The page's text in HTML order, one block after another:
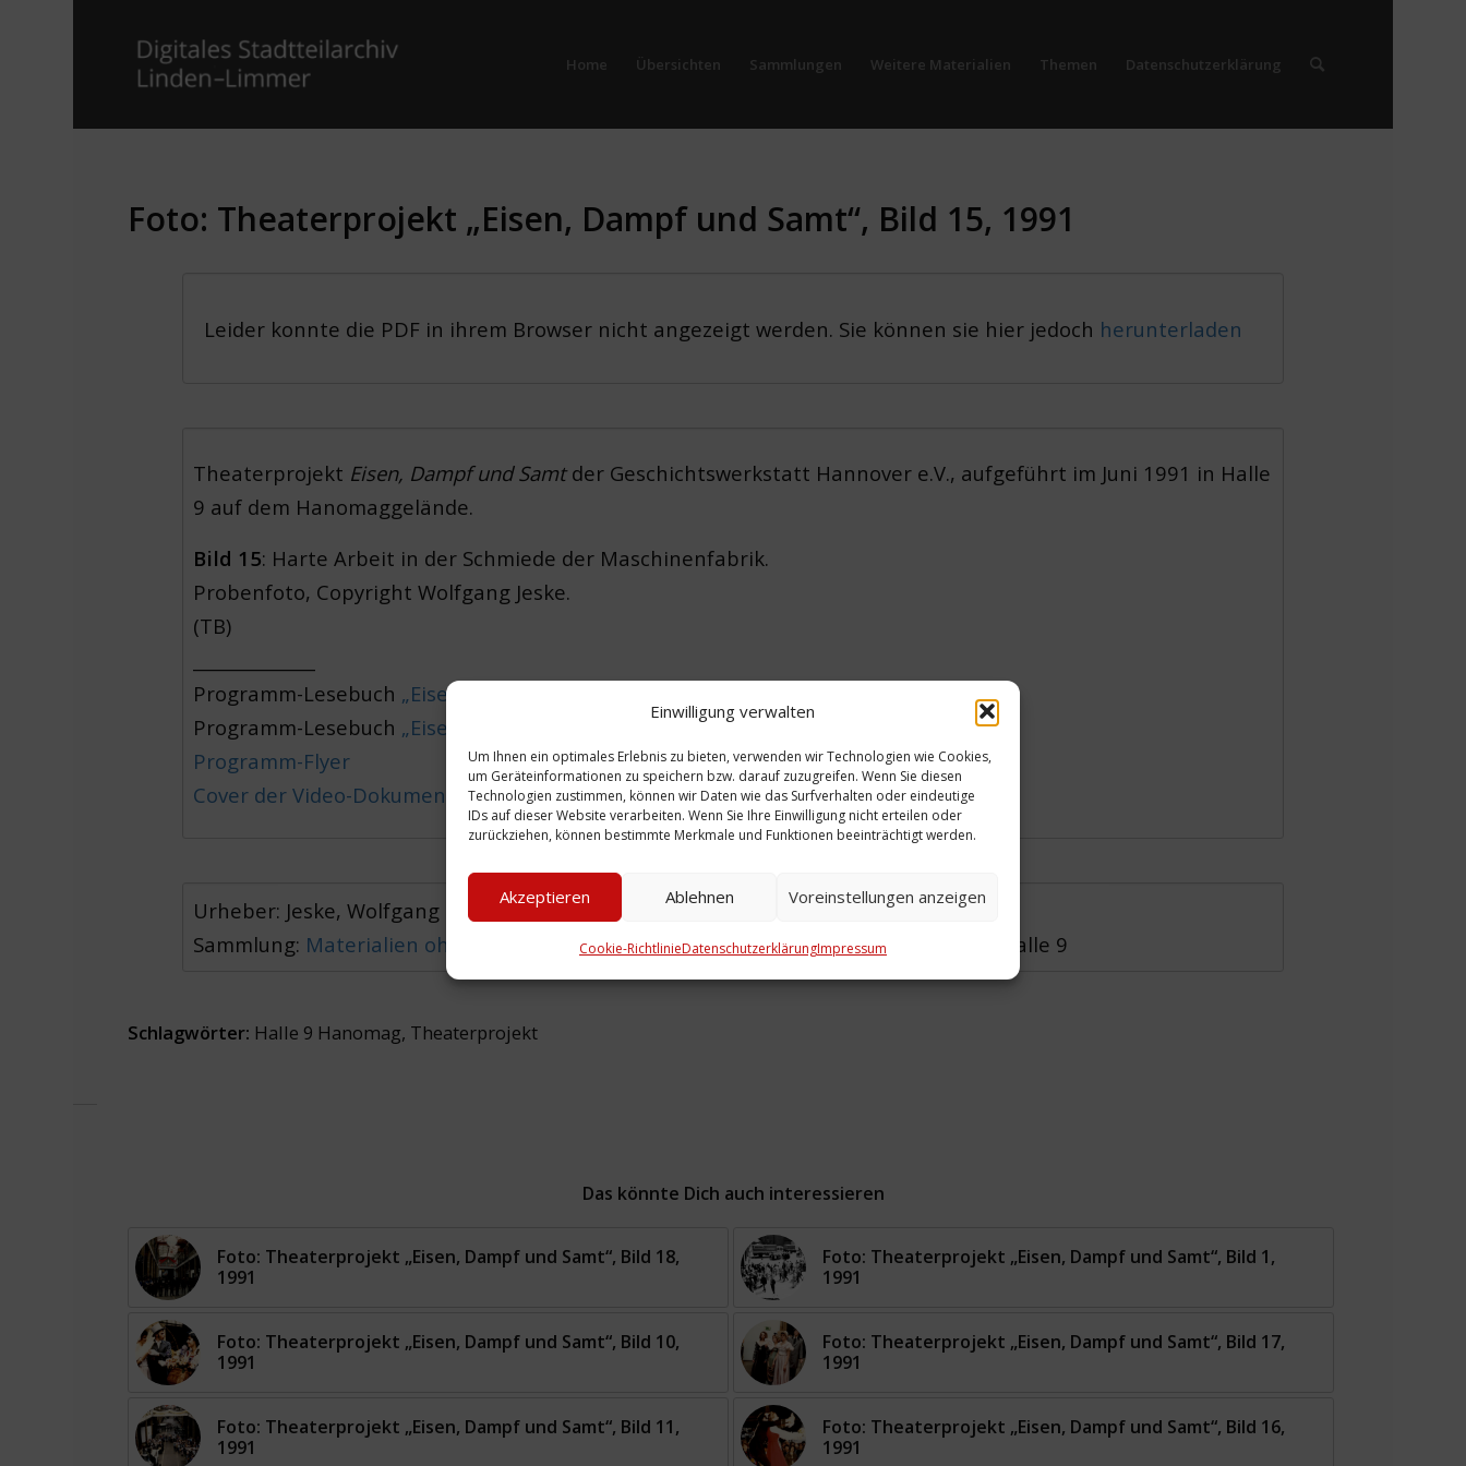
Einwilligung verwalten
Um Ihnen ein optimales Erlebnis zu bieten, verwenden wir Technologien wie Cookies,
um Geräteinformationen zu speichern bzw. darauf zuzugreifen. Wenn Sie diesen
Technologien zustimmen, können wir Daten wie das Surfverhalten oder eindeutige
IDs auf dieser Website verarbeiten. Wenn Sie Ihre Einwilligung nicht erteilen oder
zurückziehen, können bestimmte Merkmale und Funktionen beeinträchtigt werden.
Akzeptieren Ablehnen Voreinstellungen anzeigen
Cookie-RichtlinieDatenschutzerklärungImpressum
Home Übersichten Sammlungen Weitere Materialien Themen Datenschutzerklärung
Foto: Theaterprojekt „Eisen, Dampf und Samt“, Bild 15, 1991
Leider konnte die PDF in ihrem Browser nicht angezeigt werden. Sie können sie hier jedoch herunterladen
Theaterprojekt Eisen, Dampf und Samtder Geschichtswerkstatt Hannover e.V., aufgeführt im Juni 1991 in Halle
9 auf dem Hanomaggelände.
Bild 15: Harte Arbeit in der Schmiede der Maschinenfabrik.
Probenfoto, Copyright Wolfgang Jeske.
(TB)
Programm-Lesebuch „Eisen, Dampf und Samt“, Teil 1
Programm-Lesebuch „Eisen, Dampf und Samt“, Teil 2
Programm-Flyer
Cover der Video-Dokumentation
Urheber: Jeske, Wolfgang
Sammlung: Materialien ohne Sammlung
Zeitliche Einordnung: 1991
Ort: Hanomag-Gelände ; Halle 9
Schlagwörter: Halle 9 Hanomag, Theaterprojekt
Das könnte Dich auch interessieren
Foto: Theaterprojekt „Eisen, Dampf und Samt“, Bild 18,
1991
Foto: Theaterprojekt „Eisen, Dampf und Samt“, Bild 1,
1991
Foto: Theaterprojekt „Eisen, Dampf und Samt“, Bild 10,
1991
Foto: Theaterprojekt „Eisen, Dampf und Samt“, Bild 17,
1991
Foto: Theaterprojekt „Eisen, Dampf und Samt“, Bild 11,
1991
Foto: Theaterprojekt „Eisen, Dampf und Samt“, Bild 16,
1991